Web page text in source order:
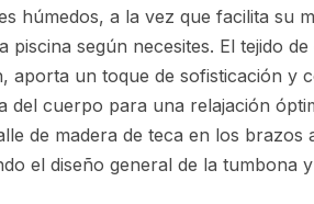
húmedos, a la vez que facilita su
piscina según necesites. El tejido
aporta un toque de sofisticación y
del cuerpo para una relajación
de madera de teca en los brazos
el diseño general de la tumbona